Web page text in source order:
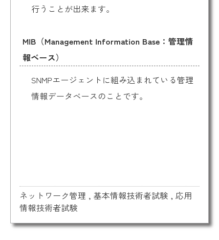
行うことが出来ます。
MIB（Management Information Base：管理情
報ベース）
SNMPエージェントに組み込まれている管理
情報データベースのことです。
ネットワーク管理 , 基本情報技術者試験 , 応用
情報技術者試験